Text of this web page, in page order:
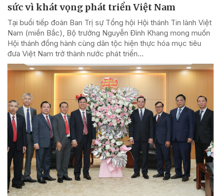
sức vì khát vọng phát triển Việt Nam
Tại buổi tiếp đoàn Ban Trị sự Tổng hội Hội thánh Tin lành Việt
Nam (miền Bắc), Bộ trưởng Nguyễn Đình Khang mong muốn
Hội thánh đồng hành cùng dân tộc hiện thực hóa mục tiêu
đưa Việt Nam trở thành nước phát triển...